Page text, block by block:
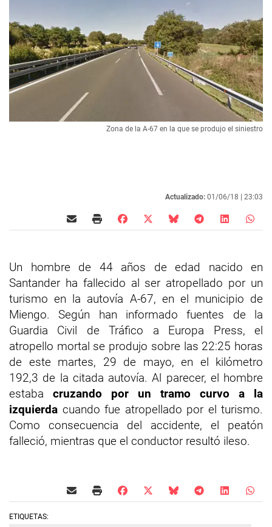
Zona de la A-67 en la que se produjo el siniestro
Actualizado: 01/06/18 | 23:03
Un hombre de 44 años de edad nacido en
Santander ha fallecido al ser atropellado por un
turismo en la autovía A-67, en el municipio de
Miengo. Según han informado fuentes de la
Guardia Civil de Tráfico a Europa Press, el
atropello mortal se produjo sobre las 22:25 horas
de este martes, 29 de mayo, en el kilómetro
192,3 de la citada autovía. Al parecer, el hombre
estaba cruzando por un tramo curvo a la
izquierda cuando fue atropellado por el turismo.
Como consecuencia del accidente, el peatón
falleció, mientras que el conductor resultó ileso.
ETIQUETAS: